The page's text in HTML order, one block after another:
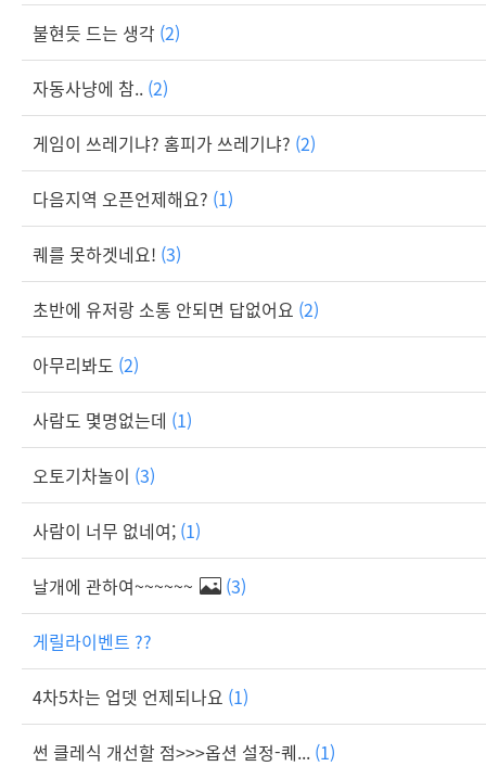
불현듯 드는 생각 (2)
자동사냥에 참.. (2)
게임이 쓰레기냐? 홈피가 쓰레기냐? (2)
다음지역 오픈언제해요? (1)
퀘를 못하겟네요! (3)
초반에 유저랑 소통 안되면 답없어요 (2)
아무리봐도 (2)
사람도 몇명없는데 (1)
오토기차놀이 (3)
사람이 너무 없네여; (1)
날개에 관하여~~~~~~ (3)
게릴라이벤트 ??
4차5차는 업뎃 언제되나요 (1)
썬 클레식 개선할 점>>>옵션 설정-퀘... (1)